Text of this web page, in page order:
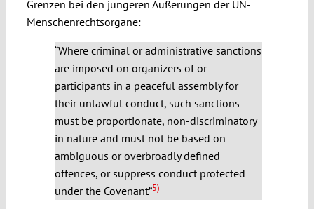
Grenzen bei den jüngeren Äußerungen der UN-
Menschenrechtsorgane:
“Where criminal or administrative sanctions
are imposed on organizers of or
participants in a peaceful assembly for
their unlawful conduct, such sanctions
must be proportionate, non-discriminatory
in nature and must not be based on
ambiguous or overbroadly defined
offences, or suppress conduct protected
under the Covenant”5)